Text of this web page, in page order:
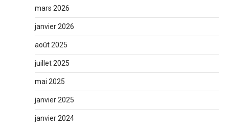
mars 2026
janvier 2026
août 2025
juillet 2025
mai 2025
janvier 2025
janvier 2024